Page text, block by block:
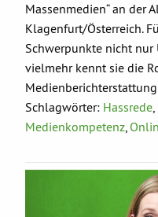
Massenmedien“ an der
Klagenfurt/Österreich.
Schwerpunkte nicht nur
vielmehr kennt sie die
Schlagwörter: Hassrede
Medienkompetenz